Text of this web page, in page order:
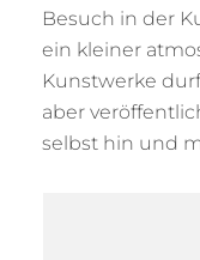
Besuch in der
ein kleiner
Kunstwerke
aber
selbst hin und